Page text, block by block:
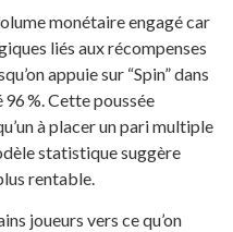
monétaire engagé car
liés aux récompenses
appuie sur “Spin” dans
%. Cette poussée
à placer un pari multiple
statistique suggère
rentable.
joueurs vers ce qu’on